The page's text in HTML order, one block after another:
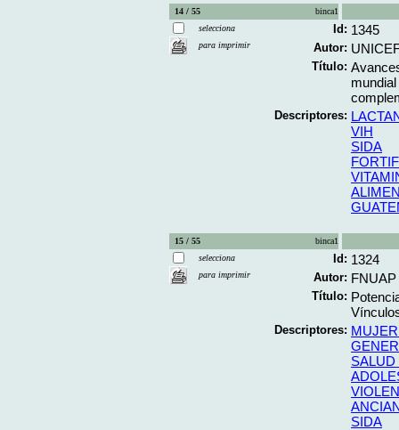
14 / 55
binca1
selecciona
para imprimir
Id: 1345
Autor:
Título:
Descriptores:
VIH
SIDA
15 / 55
binca1
selecciona
para imprimir
Id: 1324
Autor: FNUAP
Título:
Descriptores:
SIDA